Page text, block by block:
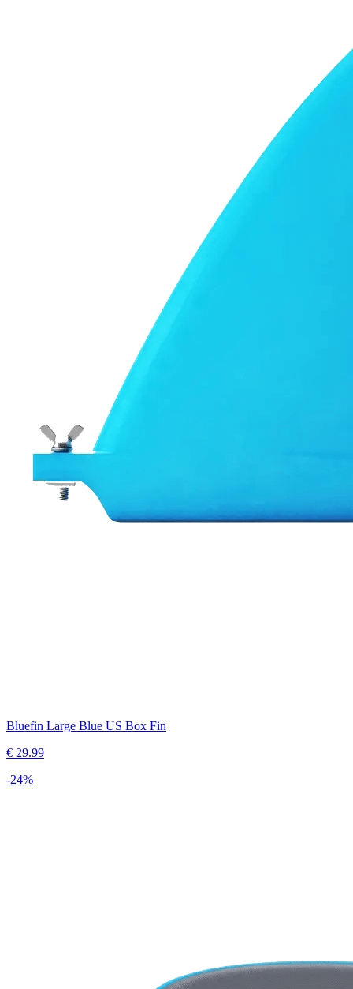
Bluefin Large Blue US Box Fin
€ 29.99
-24%